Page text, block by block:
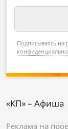
Подписываясь на
«КП» – Афиша
Реклама на